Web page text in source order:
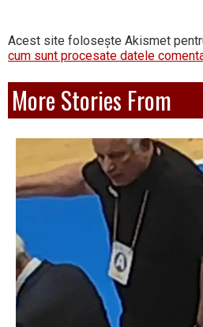
Acest site folosește Akismet
cum sunt procesate datele
More Stories From